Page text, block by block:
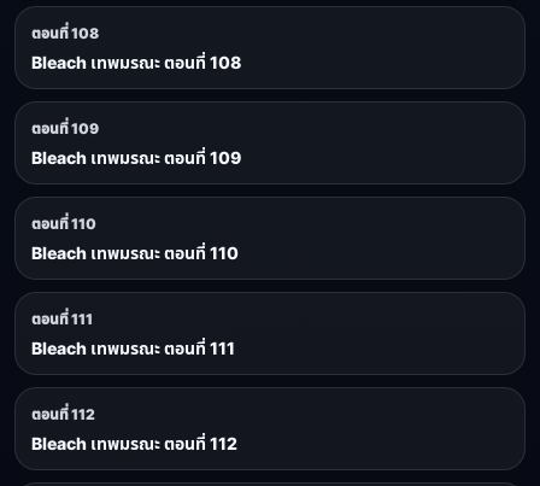
ตอนที่ 108
Bleach เทพมรณะ ตอนที่ 108
ตอนที่ 109
Bleach เทพมรณะ ตอนที่ 109
ตอนที่ 110
Bleach เทพมรณะ ตอนที่ 110
ตอนที่ 111
Bleach เทพมรณะ ตอนที่ 111
ตอนที่ 112
Bleach เทพมรณะ ตอนที่ 112